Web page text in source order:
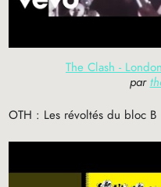
The Clash -
par
OTH : Les révoltés du bloc B